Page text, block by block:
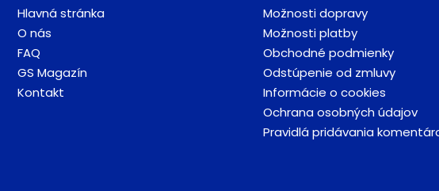
Hlavná stránka
O nás
FAQ
GS Magazín
Kontakt
Možnosti dopravy
Možnosti platby
Obchodné podmienky
Odstúpenie od zmluvy
Informácie o cookies
Ochrana osobných údajov
Pravidlá pridávania